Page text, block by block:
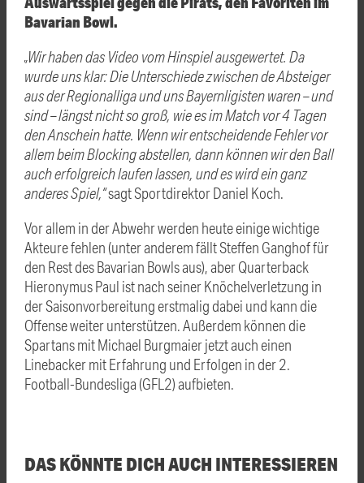
Bavarian Bowl.
„Wir haben das Video vom Hinspiel ausgewertet. Da
wurde uns klar: Die Unterschiede zwischen de Absteiger
aus der Regionalliga und uns Bayernligisten waren – und
sind – längst nicht so groß, wie es im Match vor 4 Tagen
den Anschein hatte. Wenn wir entscheidende Fehler vor
allem beim Blocking abstellen, dann können wir den Ball
auch erfolgreich laufen lassen, und es wird ein ganz
anderes Spiel,“sagt Sportdirektor Daniel Koch.
Vor allem in der Abwehr werden heute einige wichtige
Akteure fehlen (unter anderem fällt Steffen Ganghof für
den Rest des Bavarian Bowls aus), aber Quarterback
Hieronymus Paul ist nach seiner Knöchelverletzung in
der Saisonvorbereitung erstmalig dabei und kann die
Offense weiter unterstützen. Außerdem können die
Spartans mit Michael Burgmaier jetzt auch einen
Linebacker mit Erfahrung und Erfolgen in der 2.
Football-Bundesliga (GFL2) aufbieten.
DAS KÖNNTE DICH AUCH INTERESSIEREN